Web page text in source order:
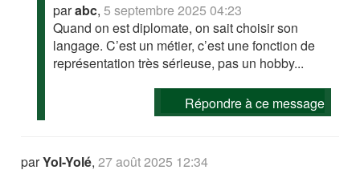
parabc,5 septembre 2025 04:23
Quand on est diplomate, on sait choisir son
langage. C’est un métier, c’est une fonction de
représentation très sérieuse, pas un hobby...
Répondre à ce message
parYol-Yolé,27 août 2025 12:34